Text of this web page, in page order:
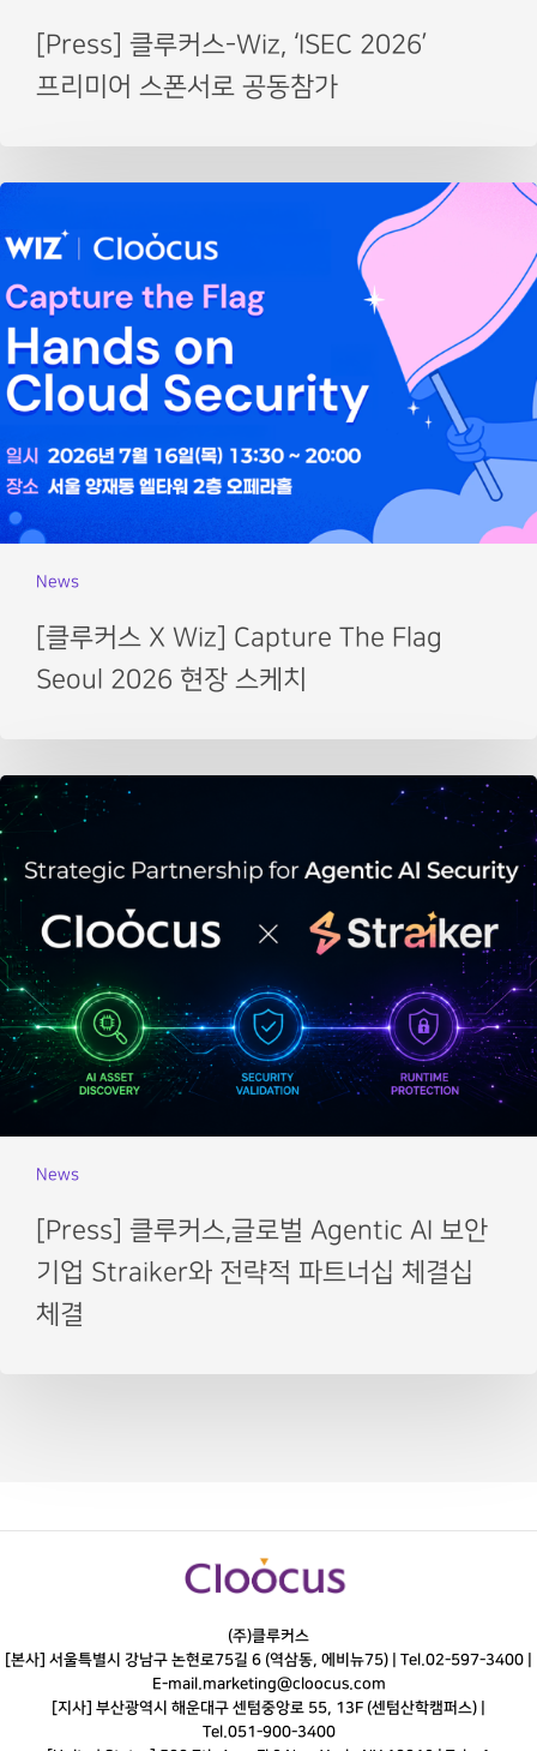
[Press] 클루커스-Wiz, ‘ISEC 2026’
프리미어 스폰서로 공동참가
News
[클루커스 X Wiz] Capture The Flag
Seoul 2026 현장 스케치
News
[Press] 클루커스,글로벌 Agentic AI 보안
기업 Straiker와 전략적 파트너십 체결십
체결
(주)클루커스
[본사] 서울특별시 강남구 논현로75길 6 (역삼동, 에비뉴75) | Tel.02-597-3400
E-mail. marketing@cloocus.com
[지사] 부산광역시 해운대구 센텀중앙로 55, 13F (센텀산학캠퍼스) |
Tel. 051-900-3400